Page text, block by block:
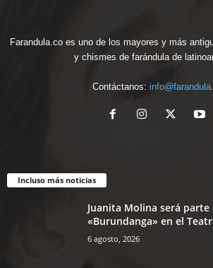
Farandula.co es uno de los mayores y más
y chismes de farándula de
Contáctanos:
Incluso más noticias
Juanita Molina será parte
«Burundanga» en el
6 agosto, 2026